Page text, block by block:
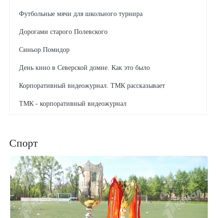
Футбольные мячи для школьного турнира
Дорогами старого Полевского
Синьор Помидор
День кино в Северской домне. Как это было
Корпоративный видеожурнал. ТМК рассказывает
ТМК - корпоративный видеожурнал
Спорт